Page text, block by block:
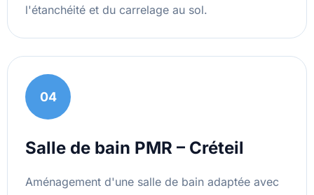
l'étanchéité et du carrelage au sol.
04
Salle de bain PMR – Créteil
Aménagement d'une salle de bain adaptée avec